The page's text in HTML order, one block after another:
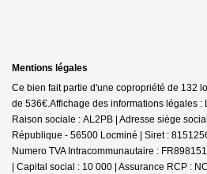
Mentions légales
Ce bien fait partie d'une copropriété de 132
de 536€.Affichage des informations légales :
Raison sociale : AL2PB | Adresse siège
République - 56500 Locminé | Siret :
Numero TVA Intracommunautaire :
| Capital social : 10 000 | Assurance RCP :